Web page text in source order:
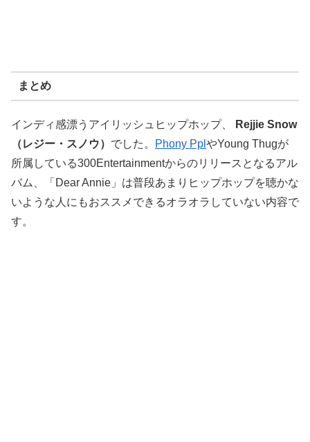
まとめ
インディ感漂うアイリッシュヒップホップ、
Rejjie Snow
（レジー・スノウ） でした。 Phony Ppl やYoung Thugが
所属している300Entertainmentからのリリースとなるアル
バム、「Dear Annie」は普段あまりヒップホップを聴かな
いような人にもおススメできるオラオラしていない内容で
す。